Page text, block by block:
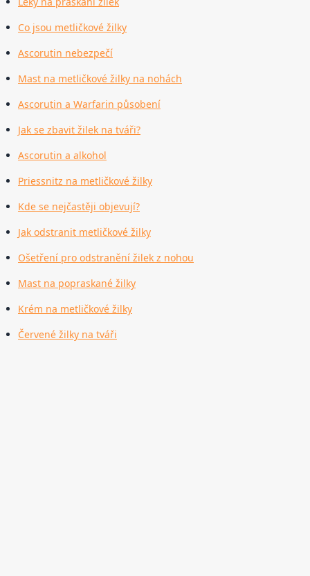
Co jsou metličkové žilky
Ascorutin nebezpečí
Mast na metličkové žilky na nohách
Ascorutin a Warfarin působení
Jak se zbavit žilek na tváři?
Ascorutin a alkohol
Priessnitz na metličkové žilky
Kde se nejčastěji objevují?
Jak odstranit metličkové žilky
Ošetření pro odstranění žilek z nohou
Mast na popraskané žilky
Krém na metličkové žilky
Červené žilky na tváři